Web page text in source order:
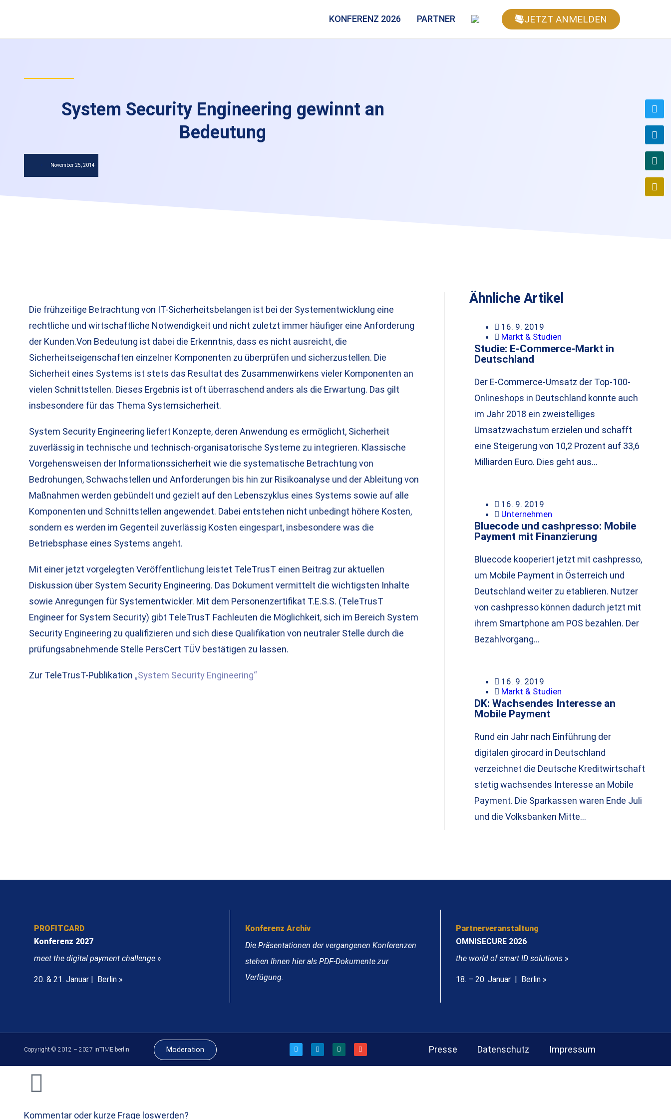
KONFERENZ 2026 PARTNER JETZT ANMELDEN
System Security Engineering gewinnt an
Bedeutung
November 25, 2014
Die frühzeitige Betrachtung von IT-Sicherheitsbelangen ist bei der Systementwicklung eine
rechtliche und wirtschaftliche Notwendigkeit und nicht zuletzt immer häufiger eine Anforderung
der Kunden.Von Bedeutung ist dabei die Erkenntnis, dass es nicht ausreicht, die
Sicherheitseigenschaften einzelner Komponenten zu überprüfen und sicherzustellen. Die
Sicherheit eines Systems ist stets das Resultat des Zusammenwirkens vieler Komponenten an
vielen Schnittstellen. Dieses Ergebnis ist oft überraschend anders als die Erwartung. Das gilt
insbesondere für das Thema Systemsicherheit.
System Security Engineering liefert Konzepte, deren Anwendung es ermöglicht, Sicherheit
zuverlässig in technische und technisch-organisatorische Systeme zu integrieren. Klassische
Vorgehensweisen der Informationssicherheit wie die systematische Betrachtung von
Bedrohungen, Schwachstellen und Anforderungen bis hin zur Risikoanalyse und der Ableitung von
Maßnahmen werden gebündelt und gezielt auf den Lebenszyklus eines Systems sowie auf alle
Komponenten und Schnittstellen angewendet. Dabei entstehen nicht unbedingt höhere Kosten,
sondern es werden im Gegenteil zuverlässig Kosten eingespart, insbesondere was die
Betriebsphase eines Systems angeht.
Mit einer jetzt vorgelegten Veröffentlichung leistet TeleTrusT einen Beitrag zur aktuellen
Diskussion über System Security Engineering. Das Dokument vermittelt die wichtigsten Inhalte
sowie Anregungen für Systementwickler. Mit dem Personenzertifikat T.E.S.S. (TeleTrusT
Engineer for System Security) gibt TeleTrusT Fachleuten die Möglichkeit, sich im Bereich System
Security Engineering zu qualifizieren und sich diese Qualifikation von neutraler Stelle durch die
prüfungsabnehmende Stelle PersCert TÜV bestätigen zu lassen.
Zur TeleTrusT-Publikation „System Security Engineering“
Ähnliche Artikel
16. 9. 2019
Markt & Studien
Studie: E-Commerce-Markt in
Deutschland
Der E-Commerce-Umsatz der Top-100-
Onlineshops in Deutschland konnte auch
im Jahr 2018 ein zweistelliges
Umsatzwachstum erzielen und schafft
eine Steigerung von 10,2 Prozent auf 33,6
Milliarden Euro. Dies geht aus…
16. 9. 2019
Unternehmen
Bluecode und cashpresso: Mobile
Payment mit Finanzierung
Bluecode kooperiert jetzt mit cashpresso,
um Mobile Payment in Österreich und
Deutschland weiter zu etablieren. Nutzer
von cashpresso können dadurch jetzt mit
ihrem Smartphone am POS bezahlen. Der
Bezahlvorgang…
16. 9. 2019
Markt & Studien
DK: Wachsendes Interesse an
Mobile Payment
Rund ein Jahr nach Einführung der
digitalen girocard in Deutschland
verzeichnet die Deutsche Kreditwirtschaft
stetig wachsendes Interesse an Mobile
Payment. Die Sparkassen waren Ende Juli
und die Volksbanken Mitte…
PROFITCARD
Konferenz 2027
meet the digital payment challenge »
20. & 21. Januar | Berlin »
Konferenz Archiv
Die Präsentationen der vergangenen Konferenzen
stehen Ihnen hier als PDF-Dokumente zur
Verfügung.
Partnerveranstaltung
OMNISECURE 2026
the world of smart ID solutions »
18. – 20. Januar | Berlin »
Copyright © 2012 – 2027 inTIME berlin Moderation Presse Datenschutz Impressum
Kommentar oder kurze Frage loswerden?